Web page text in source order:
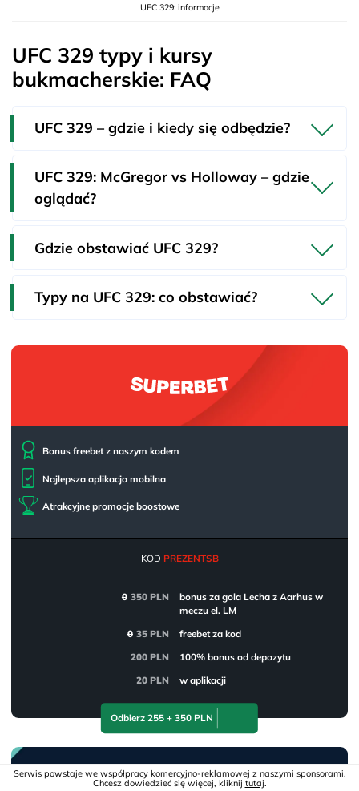
UFC 329: informacje
UFC 329 typy i kursy
bukmacherskie: FAQ
UFC 329 – gdzie i kiedy się odbędzie?
UFC 329: McGregor vs Holloway – gdzie
oglądać?
Gdzie obstawiać UFC 329?
Typy na UFC 329: co obstawiać?
Bonus freebet z naszym kodem
Najlepsza aplikacja mobilna
Atrakcyjne promocje boostowe
KOD PREZENTSB
0 350 PLN
bonus za gola Lecha z Aarhus w
meczu el. LM
0 35 PLN
freebet za kod
200 PLN
100% bonus od depozytu
20 PLN
w aplikacji
Odbierz 255 + 350 PLN
Serwis powstaje we współpracy komercyjno-reklamowej z naszymi sponsorami.
Chcesz dowiedzieć się więcej, kliknij tutaj.